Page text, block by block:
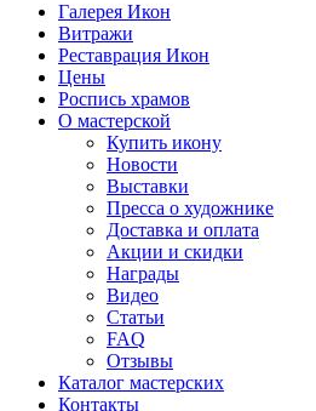
Галерея Икон
Витражи
Реставрация Икон
Цены
Роспись храмов
О мастерской
Купить икону
Новости
Выставки
Пресса о художнике
Доставка и оплата
Акции и скидки
Награды
Видео
Статьи
FAQ
Отзывы
Каталог мастерских
Контакты